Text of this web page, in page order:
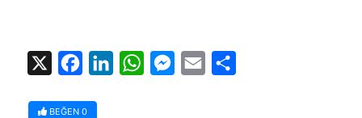
FacebookLinkedInWhatsAppMessenger
Email
BEĞEN 0